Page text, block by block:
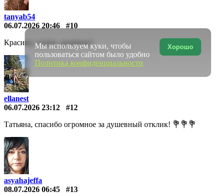
tanyab54
06.07.2026 20:46
#10
Красиво, сочно, душевно!
ellanest
06.07.2026 23:12
#12
Татьяна, спасибо огромное за душевный отклик! 💐💐💐
asyahajeffa
08.07.2026 06:45
#13
Хорошо
Мы используем куки, чтобы
пользоваться сайтом было удобно
Политика конфиденциальности